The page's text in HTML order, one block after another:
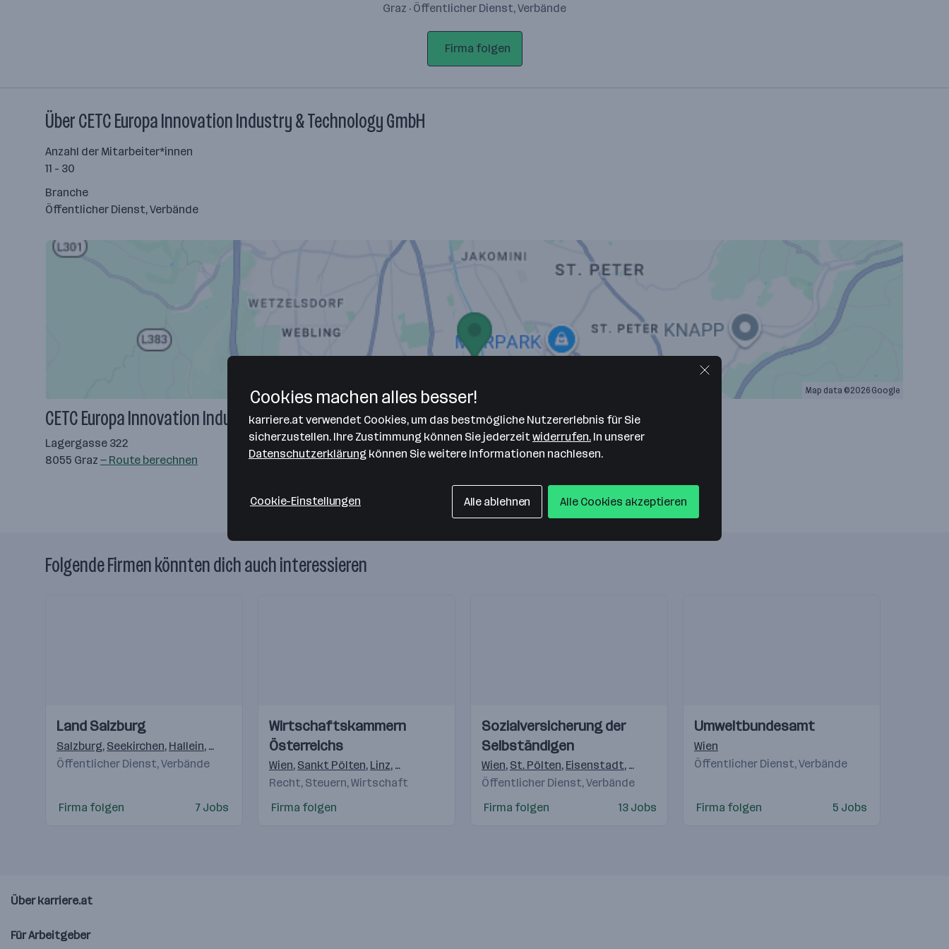
Graz · Öffentlicher Dienst, Verbände
Firma folgen
Über CETC Europa Innovation Industry & Technology GmbH
Anzahl der Mitarbeiter*innen
11 - 30
Branche
Öffentlicher Dienst, Verbände
Map data ©2026 Google
CETC Europa Innovation Industry & Technology GmbH
Lagergasse 322
8055 Graz — Route berechnen
Folgende Firmen könnten dich auch interessieren
Videos
Einblicke
Einblicke
Land Salzburg
Salzburg, Seekirchen, Hallein, Zell am See ,Tamsweg,St. Johann im Pongau
Öffentlicher Dienst, Verbände
Firma folgen 7 Jobs
Videos
Einblicke
Einblicke
Wirtschaftskammern
Österreichs
Wien, Sankt Pölten, Linz, Salzburg Innsbruck,Feldkirch,Klagenfurt,Graz
Eisenstadt
Recht, Steuern, Wirtschaft
Firma folgen
Videos
Einblicke
Einblicke
Sozialversicherung der
Selbständigen
Wien, St. Pölten, Eisenstadt, Salzburg Linz,Innsbruck, Feldkirch,Graz,Klagenfurt
Öffentlicher Dienst, Verbände
Firma folgen
13 Jobs
Videos
Einblicke
Einblicke
Umweltbundesamt
Wien
Öffentlicher Dienst, Verbände
Firma folgen 5 Jobs
Über karriere.at
Für Arbeitgeber
Cookies machen alles besser!
karriere.at verwendet Cookies, um das bestmögliche Nutzererlebnis für Sie
sicherzustellen. Ihre Zustimmung können Sie jederzeit widerrufen. In unserer
Datenschutzerklärung können Sie weitere Informationen nachlesen.
Cookie-Einstellungen Alle ablehnen Alle Cookies akzeptieren